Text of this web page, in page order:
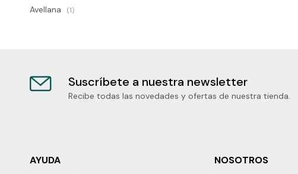
Avellana (1)
Suscríbete a nuestra newsletter
Recibe todas las novedades y ofertas de nuestra tienda.
AYUDA NOSOTROS